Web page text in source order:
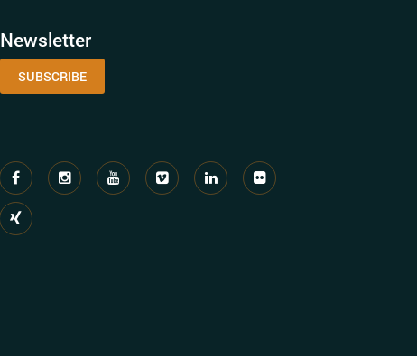
Newsletter
SUBSCRIBE